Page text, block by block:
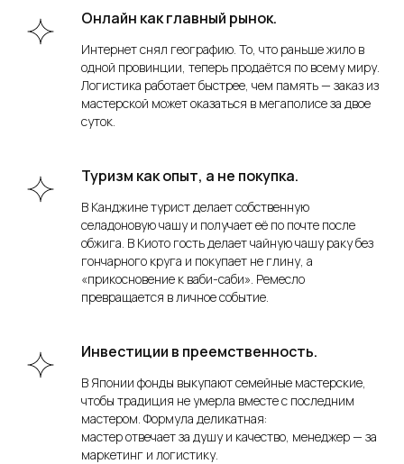
Онлайн как главный рынок.
Интернет снял географию. То, что раньше жило в
одной провинции, теперь продаётся по всему миру.
Логистика работает быстрее, чем память — заказ из
мастерской может оказаться в мегаполисе за двое
суток.
Туризм как опыт, а не покупка.
В Канджине турист делает собственную
селадоновую чашу и получает её по почте после
обжига. В Киото гость делает чайную чашу раку без
гончарного круга и покупает не глину, а
«прикосновение к ваби-саби». Ремесло
превращается в личное событие.
Инвестиции в преемственность.
В Японии фонды выкупают семейные мастерские,
чтобы традиция не умерла вместе с последним
мастером. Формула деликатная:
мастер отвечает за душу и качество, менеджер — за
маркетинг и логистику.